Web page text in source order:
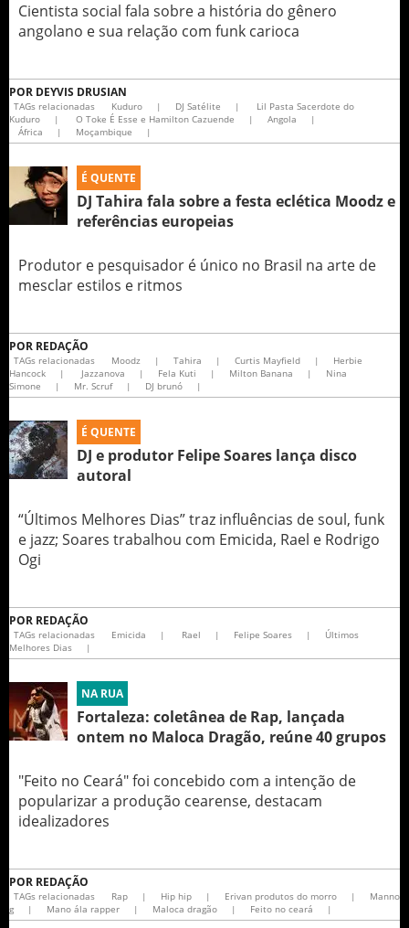
Cientista social fala sobre a história do gênero
angolano e sua relação com funk carioca
POR DEYVIS DRUSIAN
TAGs relacionadas Kuduro | DJ Satélite |
Lil Pasta Sacerdote do
Kuduro
| O Toke É Esse e Hamilton Cazuende | Angola
|
África
| Moçambique |
É QUENTE
DJ Tahira fala sobre a festa eclética Moodz e
referências europeias
Produtor e pesquisador é único no Brasil na arte de
mesclar estilos e ritmos
POR REDAÇÃO
TAGs relacionadas Moodz | Tahira | Curtis Mayfield |
Herbie
Hancock
| Jazzanova | Fela Kuti | Milton Banana |
Nina
Simone
| Mr. Scruf | DJ brunó |
É QUENTE
DJ e produtor Felipe Soares lança disco
autoral
“Últimos Melhores Dias” traz influências de soul, funk
e jazz; Soares trabalhou com Emicida, Rael e Rodrigo
Ogi
POR REDAÇÃO
TAGs relacionadas Emicida | Rael | Felipe Soares |
Últimos
Melhores Dias
|
NA RUA
Fortaleza: coletânea de Rap, lançada
ontem no Maloca Dragão, reúne 40 grupos
"Feito no Ceará" foi concebido com a intenção de
popularizar a produção cearense, destacam
idealizadores
POR REDAÇÃO
TAGs relacionadas Rap | Hip hip | Erivan produtos do morro |
Manno
g
| Mano ála rapper | Maloca dragão | Feito no ceará |